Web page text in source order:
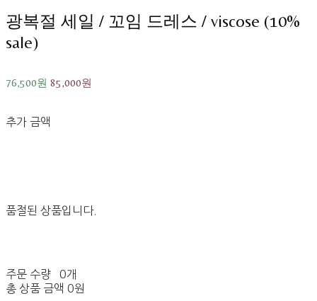
광복절 세일 / 꼬임 드레스 / viscose (10%
sale)
76,500원 85,000원
추가 금액
품절된 상품입니다.
주문 수량
0개
총 상품 금액 0원